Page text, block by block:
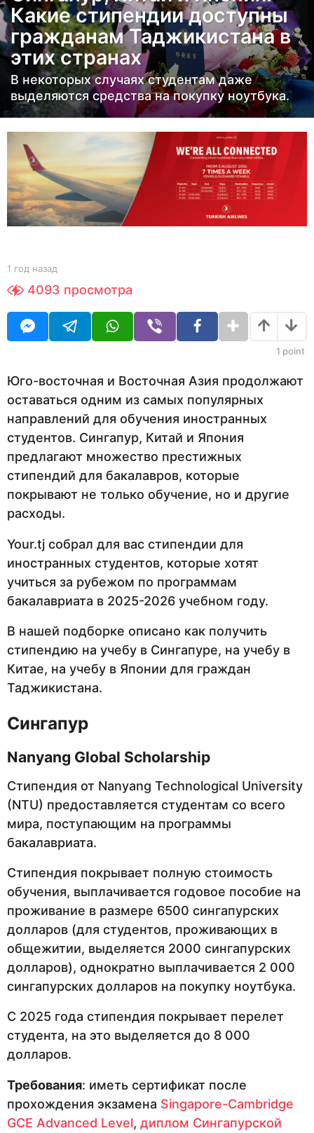
н
а
з
а
д
г
д
н
а
з
Какие стипендии доступны
гражданам Таджикистана в
этих странах
В некоторых случаях студентам даже
выделяются средства на покупку ноутбука.
b
Y
O
R
1 год назад
о
н
4093 просмотра
1 point
Юго-восточная и Восточная Азия продолжают
оставаться одним из самых популярных
направлений для обучения иностранных
студентов. Сингапур, Китай и Япония
предлагают множество престижных
стипендий для бакалавров, которые
покрывают не только обучение, но и другие
расходы.
Your.tj собрал для вас стипендии для
иностранных студентов, которые хотят
учиться за рубежом по программам
бакалавриата в 2025-2026 учебном году.
В нашей подборке описано как получить
стипендию на учебу в Сингапуре, на учебу в
Китае, на учебу в Японии для граждан
Таджикистана.
Сингапур
Nanyang Global Scholarship
Стипендия от Nanyang Technological University
(NTU) предоставляется студентам со всего
мира, поступающим на программы
бакалавриата.
Стипендия покрывает полную стоимость
обучения, выплачивается годовое пособие на
проживание в размере 6500 сингапурских
долларов (для студентов, проживающих в
общежитии, выделяется 2000 сингапурских
долларов), однократно выплачивается 2 000
сингапурских долларов на покупку ноутбука.
С 2025 года стипендия покрывает перелет
студента, на это выделяется до 8 000
долларов.
Требования: иметь сертификат после
прохождения экзамена Singapore-Cambridge
GCE Advanced Level, диплом Сингапурской